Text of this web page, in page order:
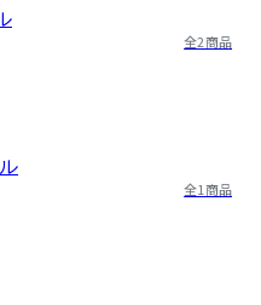
全2商品
全1商品